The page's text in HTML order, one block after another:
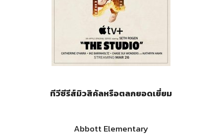
ทีวีซีรีส์มิวสิคัลหรือตลกยอดเยี่ยม
Abbott Elementary